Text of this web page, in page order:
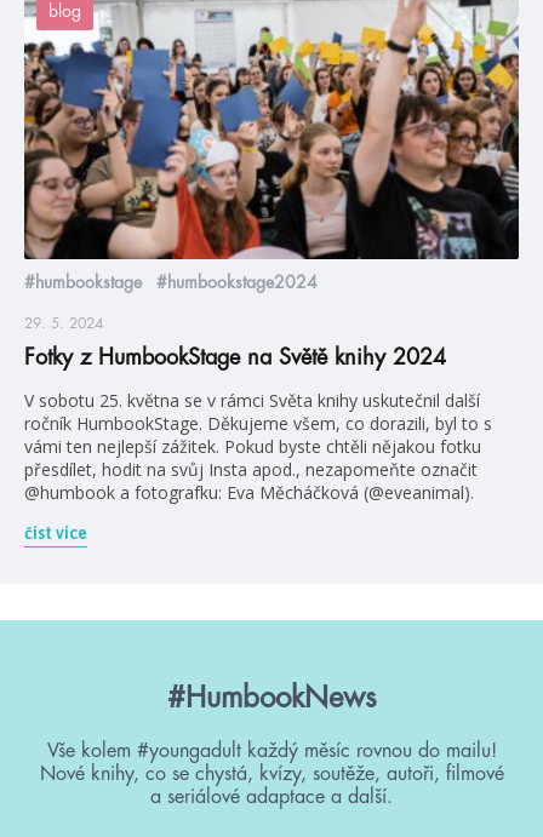
blog
#humbookstage #humbookstage2024
29. 5. 2024
Fotky z HumbookStage na Světě knihy 2024
V sobotu 25. května se v rámci Světa knihy uskutečnil další
ročník HumbookStage. Děkujeme všem, co dorazili, byl to s
vámi ten nejlepší zážitek. Pokud byste chtěli nějakou fotku
přesdílet, hodit na svůj Insta apod., nezapomeňte označit
@humbook a fotografku: Eva Měcháčková (@eveanimal).
číst více
#HumbookNews
Vše kolem #youngadult každý měsíc rovnou do mailu!
Nové knihy, co se chystá, kvízy, soutěže, autoři, filmové
a seriálové adaptace a další.